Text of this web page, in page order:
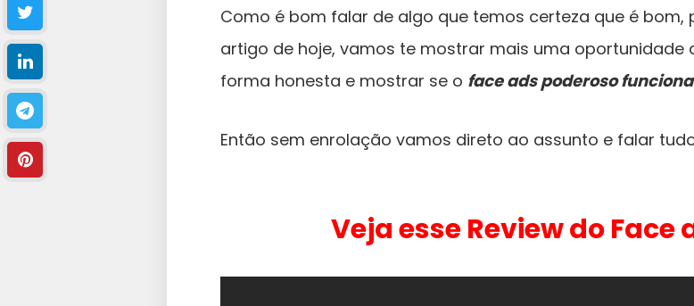
Como é bom falar de algo que temos certeza que é bom,
artigo de hoje, vamos te mostrar mais uma oportunidade
forma honesta e mostrar se o face ads poderoso
Então sem enrolação vamos direto ao assunto e falar
Veja esse Review do Face